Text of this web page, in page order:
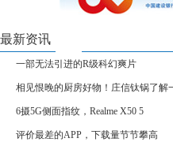
最新资讯
一部无法引进的R级科幻爽片
相见恨晚的厨房好物！庄信钛锅了解
6摄5G侧面指纹，Realme X50 5
评价最差的APP，下载量节节攀高